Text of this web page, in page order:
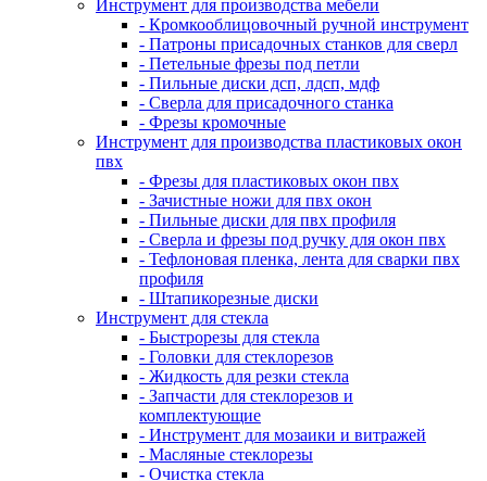
Инструмент для производства мебели
- Кромкооблицовочный ручной инструмент
- Патроны присадочных станков для сверл
- Петельные фрезы под петли
- Пильные диски дсп, лдсп, мдф
- Сверла для присадочного станка
- Фрезы кромочные
Инструмент для производства пластиковых окон
пвх
- Фрезы для пластиковых окон пвх
- Зачистные ножи для пвх окон
- Пильные диски для пвх профиля
- Сверла и фрезы под ручку для окон пвх
- Тефлоновая пленка, лента для сварки пвх
профиля
- Штапикорезные диски
Инструмент для стекла
- Быстрорезы для стекла
- Головки для стеклорезов
- Жидкость для резки стекла
- Запчасти для стеклорезов и
комплектующие
- Инструмент для мозаики и витражей
- Масляные стеклорезы
- Очистка стекла